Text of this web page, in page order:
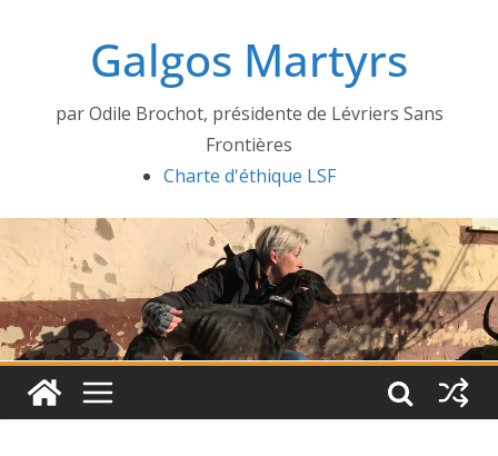
Galgos Martyrs
par Odile Brochot, présidente de Lévriers Sans
Frontières
Charte d'éthique LSF